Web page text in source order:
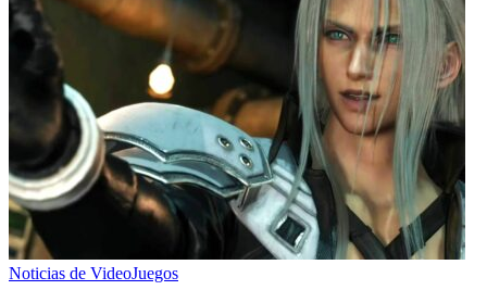
Noticias de VideoJuegos